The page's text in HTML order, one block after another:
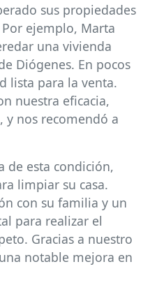
sus propiedades
ejemplo, Marta
una vivienda
Diógenes. En pocos
lista para la venta.
nuestra eficacia,
y nos recomendó a
de esta condición,
limpiar su casa.
con su familia y un
para realizar el
Gracias a nuestro
notable mejora en